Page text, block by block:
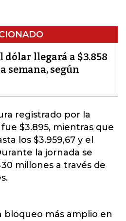
dólar llegará a $3.858
semana, según
registrado por la
$3.895, mientras que
los $3.959,67 y el
la jornada se
millones a través de
bloqueo más amplio en